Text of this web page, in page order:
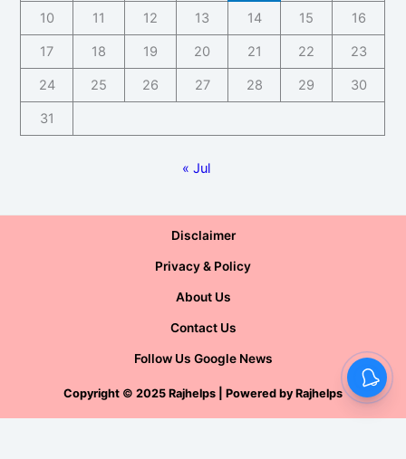
10 11 12 13 14 15 16
17 18 19 20 21 22 23
24 25 26 27 28 29 30
31
« Jul
Disclaimer
Privacy & Policy
About Us
Contact Us
Follow Us Google News
Copyright © 2025 Rajhelps | Powered by Rajhelps